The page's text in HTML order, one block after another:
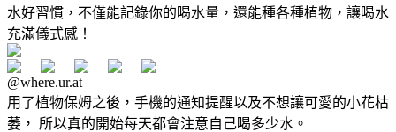
水好習慣，不僅能記錄你的喝水量，還能種各種植物，讓喝水
充滿儀式感！
@where.ur.at
用了植物保姆之後，手機的通知提醒以及不想讓可愛的小花枯
萎， 所以真的開始每天都會注意自己喝多少水。